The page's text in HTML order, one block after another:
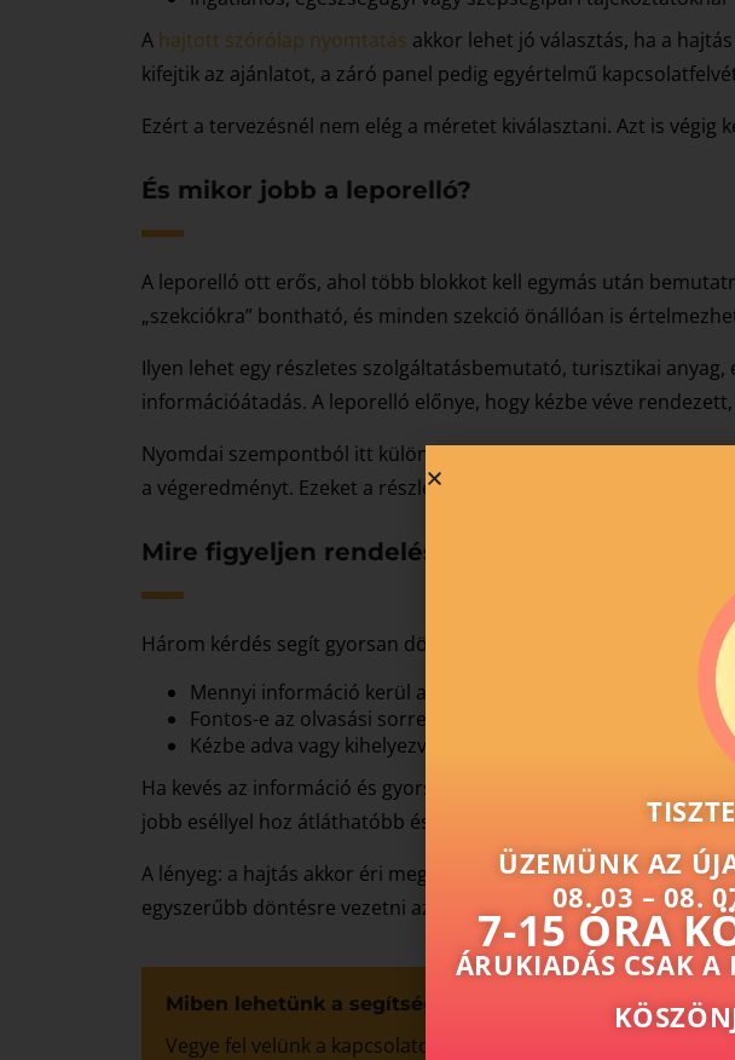
A hajtott szórólap nyomtatás akkor lehet jó választás, ha a
kifejtik az ajánlatot, a záró panel pedig egyértelmű
Ezért a tervezésnél nem elég a méretet kiválasztani. Azt is
És mikor jobb a leporelló?
A leporelló ott erős, ahol több blokkot kell egymás után
„szekciókra” bontható, és minden szekció önállóan is
Ilyen lehet egy részletes szolgáltatásbemutató, turisztikai
információátadás. A leporelló előnye, hogy kézbe véve
Nyomdai szempontból itt különösen fontos a pontos
a végeredményt. Ezeket a részleteket érdemes már a gyártás
Mire figyeljen rendelés előtt?
Három kérdés segít gyorsan dönteni:
Mennyi információ kerül az anyagra?
Fontos-e az olvasási sorrend?
Kézbe adva vagy kihelyezve fog működni?
Ha kevés az információ és gyors figyelemfelkeltés a cél,
jobb eséllyel hoz átláthatóbb és igényesebb eredményt.
A lényeg: a hajtás akkor éri meg, ha nem díszítőelem, hanem a
egyszerűbb döntésre vezetni az érdeklődőt.
Miben lehetünk a segítségére?
Vegye fel velünk a kapcsolatot, és mi biztosan megtaláljuk az
ÜZEMÜNK AZ
08. 03 – 08.
7-15 ÓRA
ÁRUKIADÁS CSAK A